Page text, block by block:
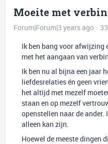
Moeite met
Forum|Forum|3 years ago
Ik ben bang voor afwijzing
met het aangaan van
Ik ben nu al bijna een jaar
liefdesrelaties én geen
het altijd met mezelf
staan en op mezelf
openstellen naar de ander.
alleen kan zijn.
Hoewel de meeste dingen